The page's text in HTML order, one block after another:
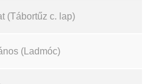
(Tábortűz c. lap)
(Ladmóc)